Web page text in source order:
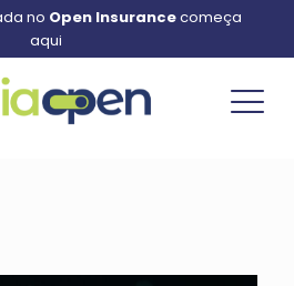
no Open Insurancecomeça
aqui